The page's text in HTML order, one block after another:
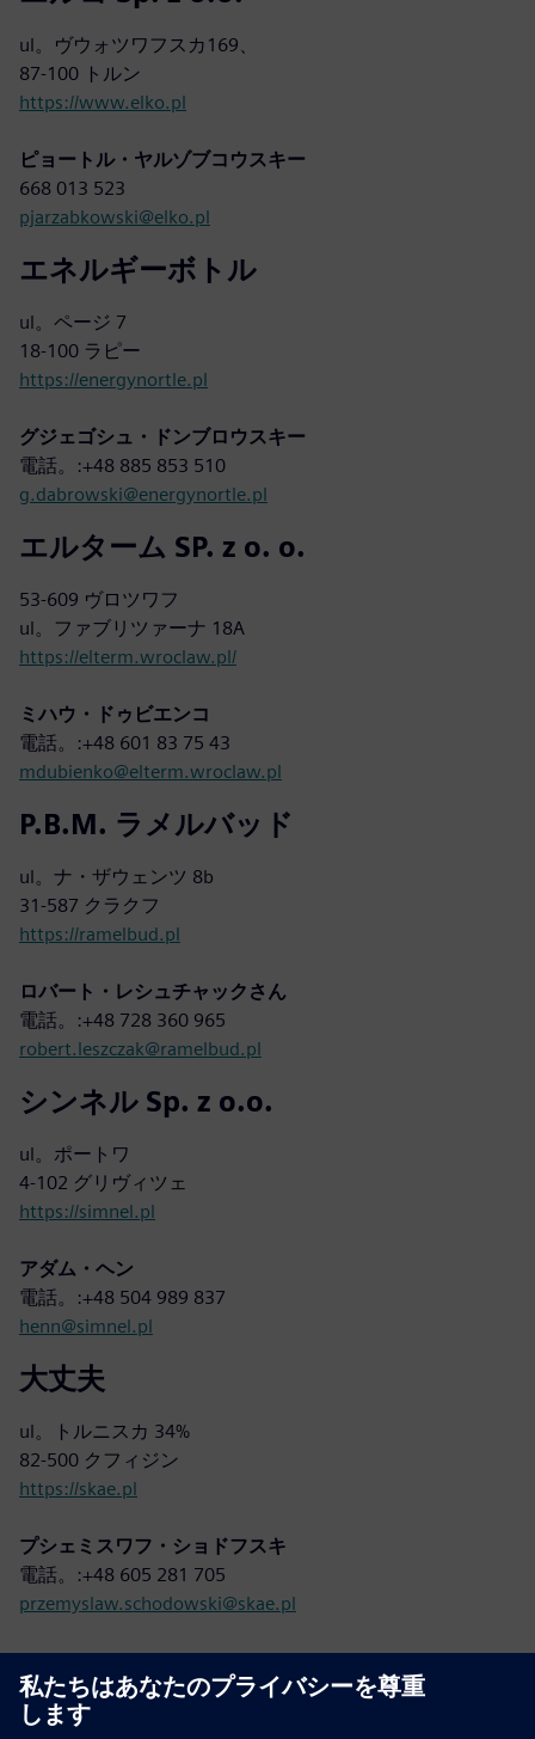
ul。ヴウォツワフスカ169、
87-100 トルン
https://www.elko.pl
ピョートル・ヤルゾブコウスキー
668 013 523
pjarzabkowski@elko.pl
エネルギーボトル
ul。ページ 7
18-100 ラピー
https://energynortle.pl
グジェゴシュ・ドンブロウスキー
電話。:+48 885 853 510
g.dabrowski@energynortle.pl
エルターム SP. z o. o.
53-609 ヴロツワフ
ul。ファブリツァーナ 18A
https://elterm.wroclaw.pl/
ミハウ・ドゥビエンコ
電話。:+48 601 83 75 43
mdubienko@elterm.wroclaw.pl
P.B.M. ラメルバッド
ul。ナ・ザウェンツ 8b
31-587 クラクフ
https://ramelbud.pl
ロバート・レシュチャックさん
電話。:+48 728 360 965
robert.leszczak@ramelbud.pl
シンネル Sp. z o.o.
ul。ポートワ
4-102 グリヴィツェ
https://simnel.pl
アダム・ヘン
電話。:+48 504 989 837
henn@simnel.pl
大丈夫
ul。トルニスカ 34%
82-500 クフィジン
https://skae.pl
プシェミスワフ・ショドフスキ
電話。:+48 605 281 705
przemyslaw.schodowski@skae.pl